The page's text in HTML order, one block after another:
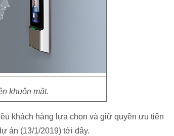
khuôn mặt.
khách hàng lựa chọn và giữ quyền ưu tiên
án (13/1/2019) tới đây.